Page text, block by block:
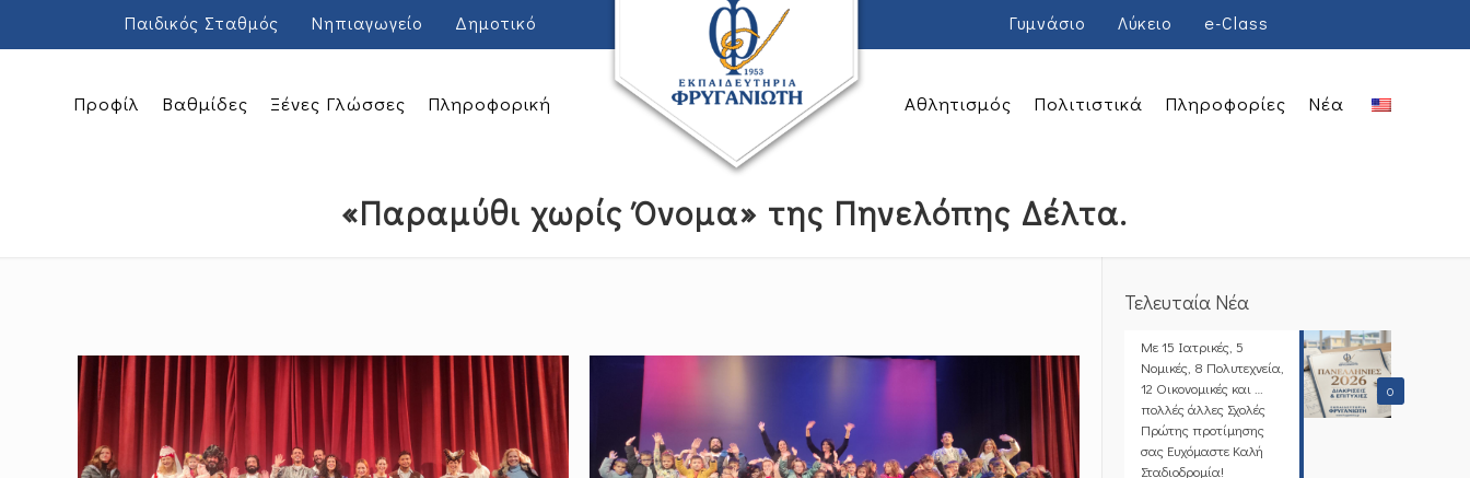
Παιδικός Σταθμός Νηπιαγωγείο Δημοτικό Γυμνάσιο Λύκειο e-Class
Προφίλ Βαθμίδες Ξένες Γλώσσες Πληροφορική Αθλητισμός Πολιτιστικά Πληροφορίες Νέα
«Παραμύθι χωρίς Όνομα» της Πηνελόπης Δέλτα.
Τελευταία Νέα
0
Με 15 Ιατρικές, 5
Νομικές, 8 Πολυτεχνεία,
12 Οικονομικές και …
πολλές άλλες Σχολές
Πρώτης προτίμησης
σας Ευχόμαστε Καλή
Σταδιοδρομία!